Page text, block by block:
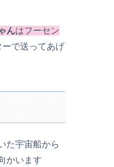
んはフーセン
で送ってあげ
た宇宙船から
かいます